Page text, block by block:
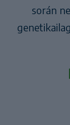
során